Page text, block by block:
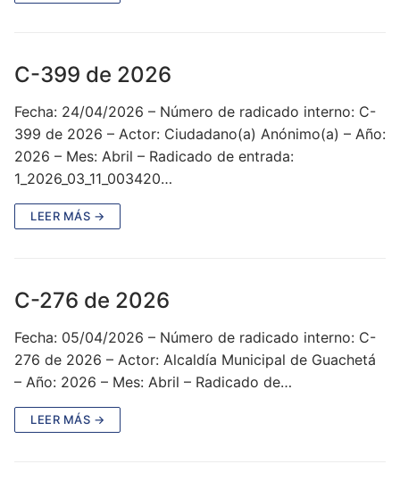
C-399 de 2026
Fecha: 24/04/2026 – Número de radicado interno: C-
399 de 2026 – Actor: Ciudadano(a) Anónimo(a) – Año:
2026 – Mes: Abril – Radicado de entrada:
1_2026_03_11_003420…
LEER MÁS →
C-276 de 2026
Fecha: 05/04/2026 – Número de radicado interno: C-
276 de 2026 – Actor: Alcaldía Municipal de Guachetá
– Año: 2026 – Mes: Abril – Radicado de…
LEER MÁS →